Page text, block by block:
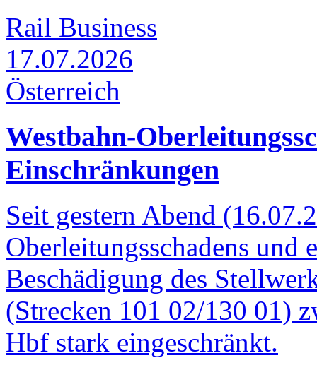
Rail Business
17.07.2026
Österreich
Westbahn-
Einschränkungen
Seit gestern Abend
Oberleitungsschadens und
Beschädigung des
(Strecken 101 02/130 01)
Hbf stark eingeschränkt.